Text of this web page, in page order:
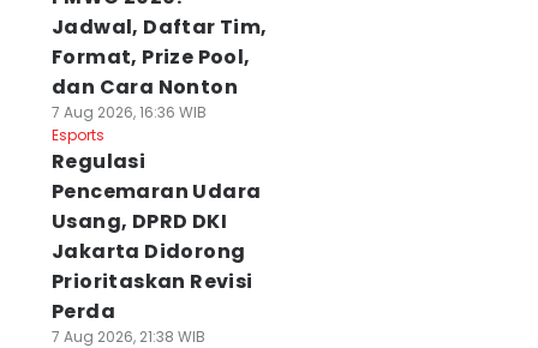
Jadwal, Daftar Tim,
Format, Prize Pool,
dan Cara Nonton
7 Aug 2026, 16:36 WIB
Esports
Regulasi
Pencemaran Udara
Usang, DPRD DKI
Jakarta Didorong
Prioritaskan Revisi
Perda
7 Aug 2026, 21:38 WIB